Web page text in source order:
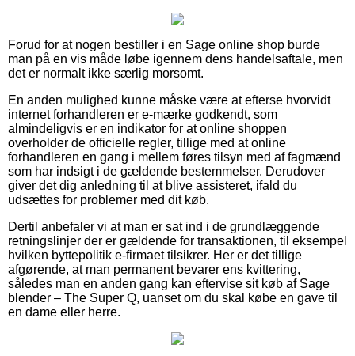
Forud for at nogen bestiller i en Sage online shop burde
man på en vis måde løbe igennem dens handelsaftale, men
det er normalt ikke særlig morsomt.
En anden mulighed kunne måske være at efterse hvorvidt
internet forhandleren er e-mærke godkendt, som
almindeligvis er en indikator for at online shoppen
overholder de officielle regler, tillige med at online
forhandleren en gang i mellem føres tilsyn med af fagmænd
som har indsigt i de gældende bestemmelser. Derudover
giver det dig anledning til at blive assisteret, ifald du
udsættes for problemer med dit køb.
Dertil anbefaler vi at man er sat ind i de grundlæggende
retningslinjer der er gældende for transaktionen, til eksempel
hvilken byttepolitik e-firmaet tilsikrer. Her er det tillige
afgørende, at man permanent bevarer ens kvittering,
således man en anden gang kan eftervise sit køb af Sage
blender – The Super Q, uanset om du skal købe en gave til
en dame eller herre.